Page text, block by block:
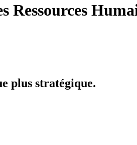
plus stratégique.